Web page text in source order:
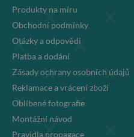
Produkty na míru
Obchodní podmínky
Otázky a odpovědi
Platba a dodání
Zásady ochrany osobních údajů
Reklamace a vrácení zboží
Oblíbené fotografie
Montážní návod
Pravidla propagace